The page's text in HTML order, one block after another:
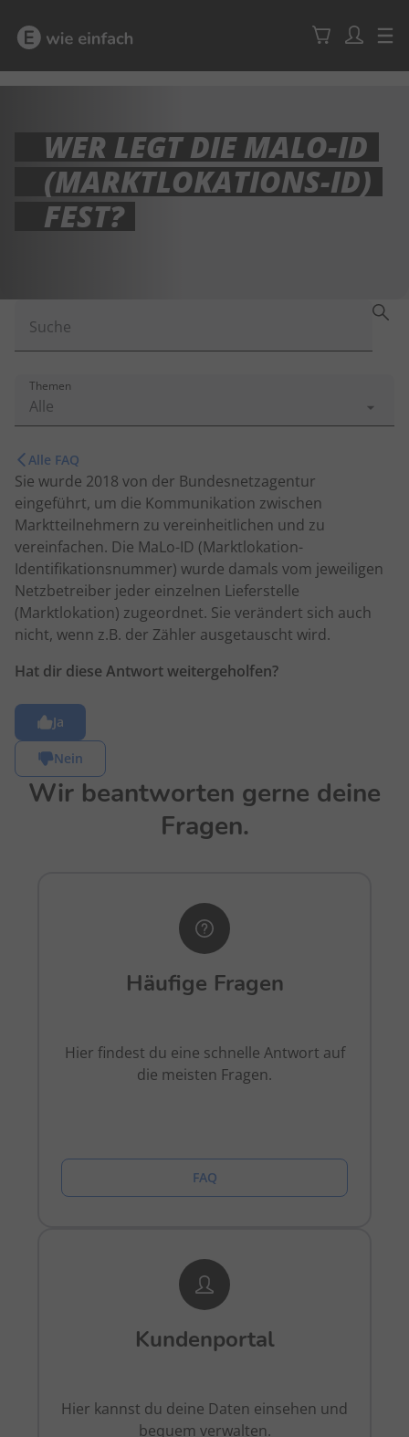
WER LEGT DIE MALO-ID
(MARKTLOKATIONS-ID)
FEST?
Suche
Alle
Themen
Alle FAQ
Sie wurde 2018 von der Bundesnetzagentur
eingeführt, um die Kommunikation zwischen
Marktteilnehmern zu vereinheitlichen und zu
vereinfachen. Die MaLo-ID (Marktlokation-
Identifikationsnummer) wurde damals vom jeweiligen
Netzbetreiber jeder einzelnen Lieferstelle
(Marktlokation) zugeordnet. Sie verändert sich auch
nicht, wenn z.B. der Zähler ausgetauscht wird.
Hat dir diese Antwort weitergeholfen?
Ja
Nein
Wir beantworten gerne deine
Fragen.
Häufige Fragen
Hier findest du eine schnelle Antwort auf
die meisten Fragen.
FAQ
Kundenportal
Hier kannst du deine Daten einsehen und
bequem verwalten.